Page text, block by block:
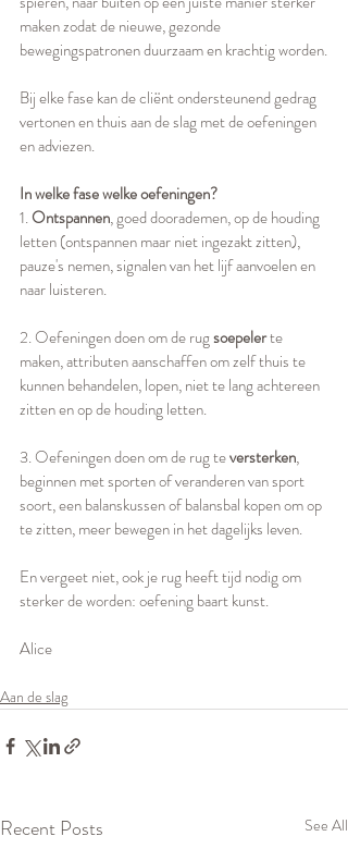
maken zodat de nieuwe, gezonde
bewegingspatronen duurzaam en krachtig worden.
Bij elke fase kan de cliënt ondersteunend gedrag
vertonen en thuis aan de slag met de oefeningen
en adviezen.
In welke fase welke oefeningen?
1. Ontspannen, goed doorademen, op de houding
letten (ontspannen maar niet ingezakt zitten),
pauze's nemen, signalen van het lijf aanvoelen en
naar luisteren.
2. Oefeningen doen om de rug soepeler te
maken, attributen aanschaffen om zelf thuis te
kunnen behandelen, lopen, niet te lang achtereen
zitten en op de houding letten.
3. Oefeningen doen om de rug te versterken,
beginnen met sporten of veranderen van sport
soort, een balanskussen of balansbal kopen om op
te zitten, meer bewegen in het dagelijks leven.
En vergeet niet, ook je rug heeft tijd nodig om
sterker de worden: oefening baart kunst.
Alice
Aan de slag
Recent Posts See All